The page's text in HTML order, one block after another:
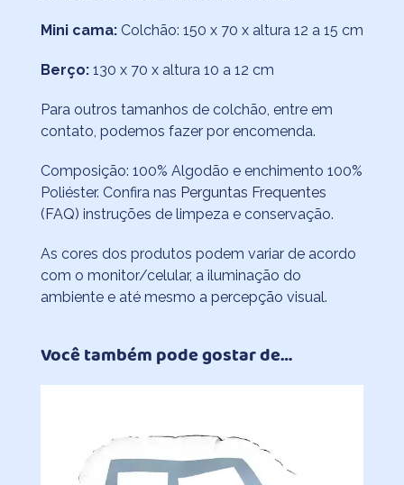
Mini cama: Colchão: 150 x 70 x altura 12 a 15 cm
Berço:130 x 70 x altura 10 a 12 cm
Para outros tamanhos de colchão, entre em
contato, podemos fazer por encomenda.
Composição: 100% Algodão e enchimento 100%
Poliéster. Confira nas Perguntas Frequentes
(FAQ) instruções de limpeza e conservação.
As cores dos produtos podem variar de acordo
com o monitor/celular, a iluminação do
ambiente e até mesmo a percepção visual.
Você também pode gostar de…